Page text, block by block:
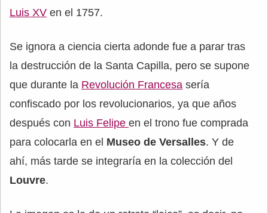
Luis XV en el 1757.
Se ignora a ciencia cierta adonde fue a parar tras
la destrucción de la Santa Capilla, pero se supone
que durante la Revolución Francesa sería
confiscado por los revolucionarios, ya que años
después con Luis Felipe en el trono fue comprada
para colocarla en el Museo de Versalles. Y de
ahí, más tarde se integraría en la colección del
Louvre.